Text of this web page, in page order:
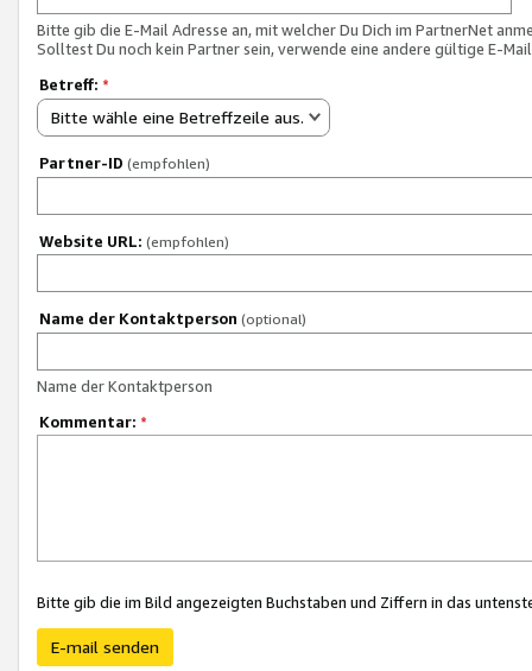
Bitte gib die E-Mail Adresse an, mit welcher Du Dich im PartnerNet
Solltest Du noch kein Partner sein, verwende eine andere gültige E-
Betreff: *
Bitte wähle eine Betreffzeile aus.
Partner-ID (empfohlen)
Website URL: (empfohlen)
Name der Kontaktperson (optional)
Name der Kontaktperson
Kommentar: *
Bitte gib die im Bild angezeigten Buchstaben und Ziffern in das
E-mail senden